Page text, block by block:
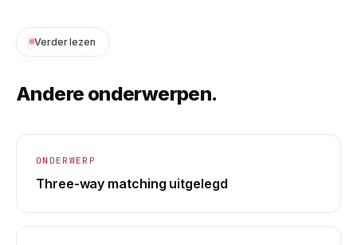
Verder lezen
Andere onderwerpen.
ONDERWERP
Three-way matching uitgelegd